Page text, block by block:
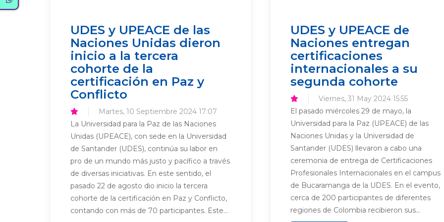
UDES y UPEACE de las
Naciones Unidas dieron
inicio a la tercera
cohorte de la
certificación en Paz y
Conflicto
Martes, 10 Septiembre 2024 17:07
La Universidad para la Paz de las Naciones
Unidas (UPEACE), con sede en la Universidad
de Santander (UDES), continúa su labor en
pro de un mundo más justo y pacífico a través
de diversas iniciativas. En este sentido, el
pasado 22 de agosto dio inicio la tercera
cohorte de la certificación en Paz y Conflicto,
contando con más de 70 participantes. Este...
UDES y UPEACE de
Naciones entregan
certificaciones
internacionales a su
segunda cohorte
Viernes, 31 May 2024 15:55
El pasado miércoles 29 de mayo, la
Universidad para la Paz (UPEACE) de las
Naciones Unidas y la Universidad de
Santander (UDES) llevaron a cabo una
ceremonia de entrega de Certificaciones
Profesionales Internacionales en el campus
de Bucaramanga de la UDES. En el evento,
cerca de 200 participantes de diferentes
regiones de Colombia recibieron sus...